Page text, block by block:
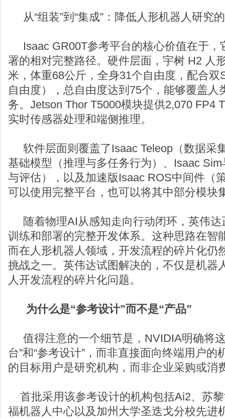
从“组装”到“集成”：降低人形机器人研究
Isaac GR00T参考平台的核心价值在于，
署的相对完整路径。硬件层面，宇树 H2 人
米，体重68公斤，全身31个自由度，配合双
自由度），总自由度达到75个，能够覆盖人
务。Jetson Thor T5000模块提供2,070 FP4
实时传感器处理和端侧推理。
软件层面则覆盖了Isaac Teleop（数据采
基础模型（推理与多任务行为）、Isaac
与评估），以及加速版Isaac ROS中间件（
可以使用完整平台，也可以将其中部分模块
随着物理AI从感知走向行动闭环，英伟达
训练和部署的完整开发体系。这种思路在智
而在人形机器人领域，开发流程的碎片化仍
挑战之一。英伟达试图解决的，不仅是机器
人开发流程的碎片化问题。
为什么是“参考设计”而不是“产品”
值得注意的一个细节是，NVIDIA明确将
台”和“参考设计”，而非直接面向终端用户
的目标用户是研究机构，而非企业采购或消
首批采用该参考设计的机构包括Ai2、苏
福机器人中心以及加州大学圣迭戈分校先进